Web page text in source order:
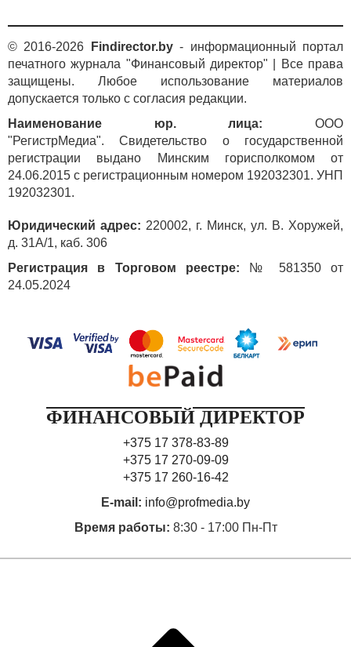
© 2016-2026 Findirector.by- информационный портал
печатного журнала "Финансовый директор" | Все права
защищены. Любое использование материалов
допускается только с согласия редакции.
Наименование юр. лица: ООО
"РегистрМедиа". Свидетельство о государственной
регистрации выдано Минским горисполкомом от
24.06.2015 с регистрационным номером 192032301. УНП
192032301.
Юридический адрес: 220002, г. Минск, ул. В. Хоружей,
д. 31А/1, каб. 306
Регистрация в Торговом реестре: № 581350 от
24.05.2024
ФИНАНСОВЫЙ ДИРЕКТОР
+375 17 378-83-89
+375 17 270-09-09
+375 17 260-16-42
E-mail: info@profmedia.by
Время работы: 8:30 - 17:00 Пн-Пт